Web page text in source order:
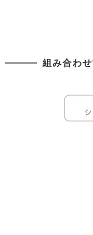
組み合わ